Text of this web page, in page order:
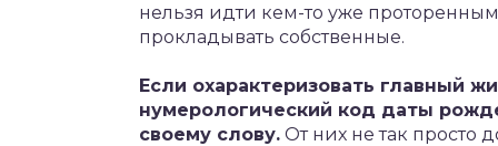
нельзя идти кем-то уже
прокладывать собственные.
Если охарактеризовать главный
нумерологический код даты
своему слову. От них не так просто